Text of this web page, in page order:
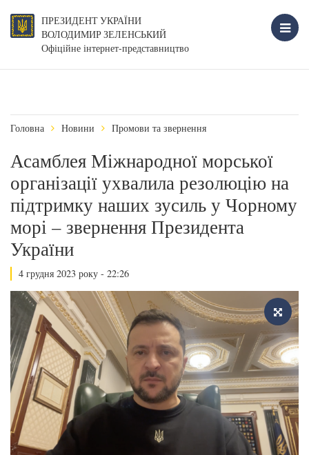
ПРЕЗИДЕНТ УКРАЇНИ
ВОЛОДИМИР ЗЕЛЕНСЬКИЙ
Офіційне інтернет-представництво
Головна Новини Промови та звернення
Асамблея Міжнародної морської
організації ухвалила резолюцію на
підтримку наших зусиль у Чорному
морі – звернення Президента
України
4 грудня 2023 року - 22:26